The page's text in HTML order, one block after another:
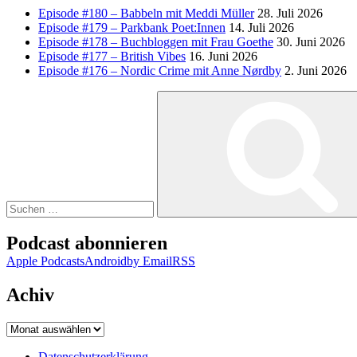
Episode #180 – Babbeln mit Meddi Müller 28. Juli 2026
Episode #179 – Parkbank Poet:Innen 14. Juli 2026
Episode #178 – Buchbloggen mit Frau Goethe 30. Juni 2026
Episode #177 – British Vibes 16. Juni 2026
Episode #176 – Nordic Crime mit Anne Nørdby 2. Juni 2026
Podcast abonnieren
Apple PodcastsAndroidby EmailRSS
Achiv
Achiv